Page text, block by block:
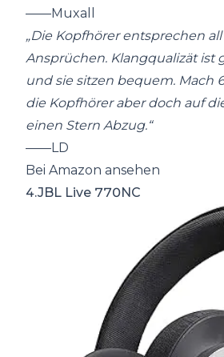
——Muxall
„Die Kopfhörer entsprechen
Ansprüchen. Klangqualizät ist
und sie sitzen bequem. Mach
die Kopfhörer aber doch auf
einen Stern Abzug.“
——LD
Bei Amazon ansehen
4.JBL Live 770NC